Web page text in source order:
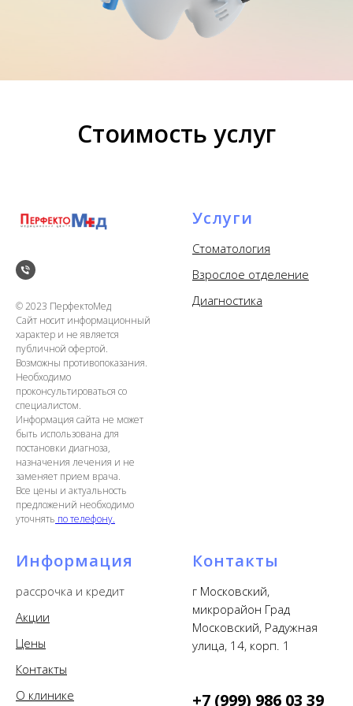
Стоимость услуг
© 2023 ПерфектоМед
Сайт носит информационный
характер и не является
публичной офертой.
Возможны противопоказания.
Необходимо
проконсультироваться со
специалистом.
Информация сайта не может
быть использована для
постановки диагноза,
назначения лечения и не
заменяет прием врача.
Все цены и актуальность
предложений необходимо
уточнять по телефону.
Услуги
Стоматология
Взрослое отделение
Диагностика
Информация
рассрочка и кредит
Акции
Цены
Контакты
О клинике
Контакты
г Московский,
микрорайон Град
Московский, Радужная
улица, 14, корп. 1
+7 (999) 986 03 39